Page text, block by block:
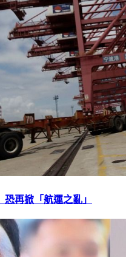
再掀「航運之亂」